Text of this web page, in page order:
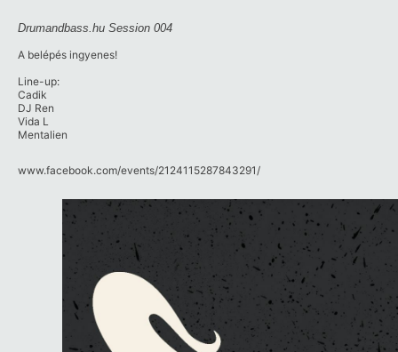
Drumandbass.hu Session 004
A belépés ingyenes!
Line-up:
Cadik
DJ Ren
Vida L
Mentalien
www.facebook.com/​events/​2124115287843291/​